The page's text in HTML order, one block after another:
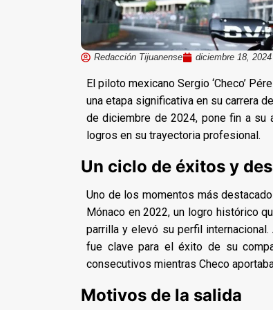
Redacción Tijuanense diciembre 18, 2024
El piloto mexicano Sergio ‘Checo’
una etapa significativa en su carrera
de diciembre de 2024, pone fin a su
logros en su trayectoria profesional.
Un ciclo de éxitos y
Uno de los momentos más
Mónaco en 2022, un logro histórico
parrilla y elevó su perfil
fue clave para el éxito de su
consecutivos mientras Checo
Motivos de la salida